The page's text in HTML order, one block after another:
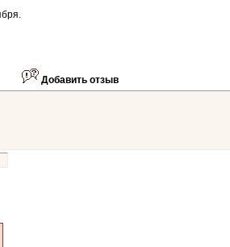
Добавить отзыв